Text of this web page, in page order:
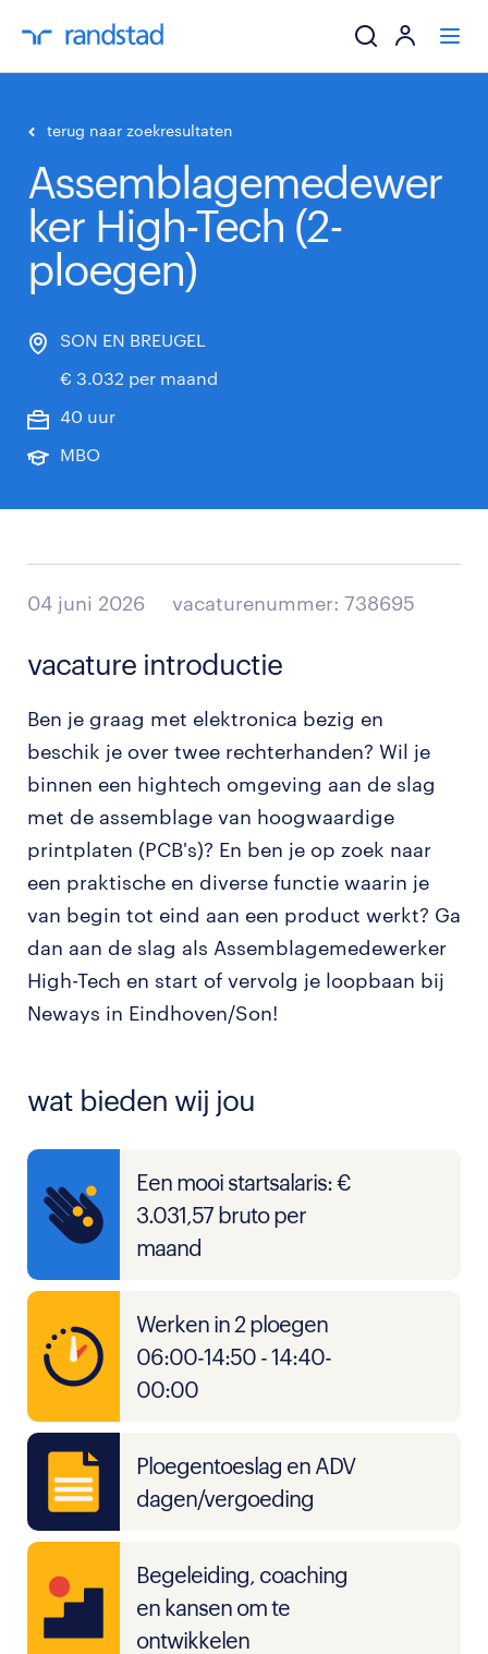
werkgevers
mijn carrière
terug naar zoekresultaten
Assemblagemedewer
ker High-Tech (2-
ploegen)
SON EN BREUGEL
€ 3.032 per maand
40 uur
MBO
04 juni 2026 vacaturenummer: 738695
vacature introductie
Ben je graag met elektronica bezig en
beschik je over twee rechterhanden? Wil je
binnen een hightech omgeving aan de slag
met de assemblage van hoogwaardige
printplaten (PCB's)? En ben je op zoek naar
een praktische en diverse functie waarin je
van begin tot eind aan een product werkt? Ga
dan aan de slag als Assemblagemedewerker
High-Tech en start of vervolg je loopbaan bij
Neways in Eindhoven/Son!
wat bieden wij jou
Een mooi startsalaris: €
3.031,57 bruto per
maand
Werken in 2 ploegen
06:00-14:50 - 14:40-
00:00
Ploegentoeslag en ADV
dagen/vergoeding
Begeleiding, coaching
en kansen om te
ontwikkelen